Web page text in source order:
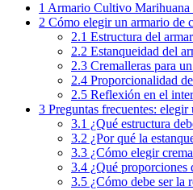
1 Armario Cultivo Marihuana
2 Cómo elegir un armario de
2.1 Estructura del
2.2 Estanqueidad del
2.3 Cremalleras para
2.4 Proporcionalidad
2.5 Reflexión en el
3 Preguntas frecuentes:
3.1 ¿Qué estructura
3.2 ¿Por qué la
3.3 ¿Cómo elegir
3.4 ¿Qué proporciones
3.5 ¿Cómo debe ser la